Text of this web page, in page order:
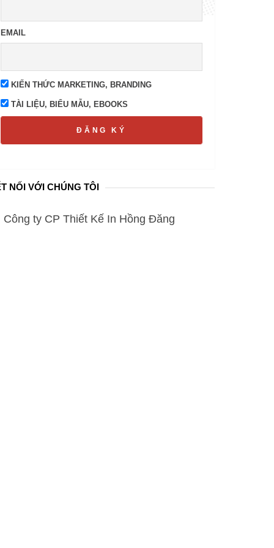
EMAIL
KIẾN THỨC MARKETING, BRANDING
TÀI LIỆU, BIỂU MẪU, EBOOKS
ĐĂNG KÝ
NỐI VỚI CHÚNG TÔI
Công ty CP Thiết Kế In Hồng Đăng